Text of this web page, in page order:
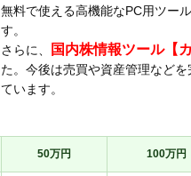
無料で使える高機能なPC用ツー
す。
さらに、
国内株情報ツール【
た。今後は売買や資産管理など
ています。
50万円 100万円